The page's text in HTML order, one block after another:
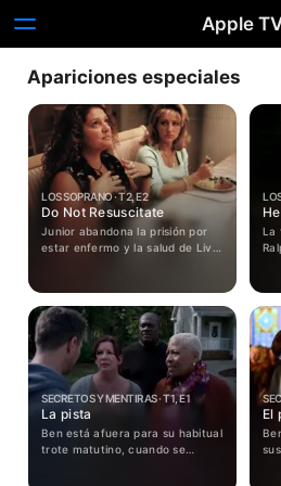
Apple
Apariciones especiales
LOS SOPRANO · T2, E2
Do Not Resuscitate
Junior abandona la prisión por
estar enfermo y la salud de Livia
de Pussy.
La
SECRETOS Y MENTIRAS · T1, E1
La pista
Ben está afuera para su habitual
trote matutino, cuando se
El